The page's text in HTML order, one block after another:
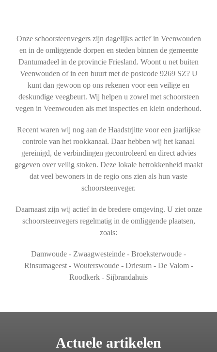
Onze schoorsteenvegers zijn dagelijks actief in Veenwouden
en in de omliggende dorpen en steden binnen de gemeente
Dantumadeel in de provincie Friesland. Woont u net buiten
Veenwouden of in een buurt met de postcode 9269 SZ? U
kunt dan gewoon op ons rekenen voor een veilige en
deskundige veegbeurt. Wij helpen u zowel met schoorsteen
vegen in Veenwouden als met inspecties en klein onderhoud.
Recent waren wij nog aan de Haadstrjitte voor een jaarlijkse
controle van het rookkanaal. Daar hebben wij het kanaal
gereinigd, de verbindingen gecontroleerd en direct advies
gegeven over veilig stoken. Deze lokale betrokkenheid maakt
dat veel bewoners in de regio ons zien als hun vaste
schoorsteenveger.
Daarnaast zijn wij actief in de bredere omgeving. U ziet onze
schoorsteenvegers regelmatig in de omliggende plaatsen,
zoals:
Damwoude - Zwaagwesteinde - Broeksterwoude -
Rinsumageest - Wouterswoude - Driesum - De Valom -
Roodkerk - Sijbrandahuis
Actuele artikelen